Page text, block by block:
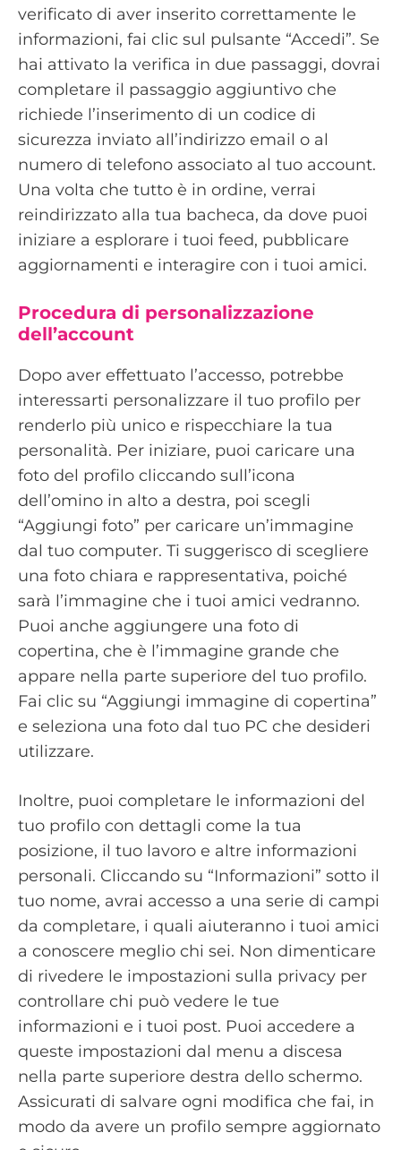
verificato di aver inserito correttamente le
informazioni, fai clic sul pulsante “Accedi”. Se
hai attivato la verifica in due passaggi, dovrai
completare il passaggio aggiuntivo che
richiede l’inserimento di un codice di
sicurezza inviato all’indirizzo email o al
numero di telefono associato al tuo account.
Una volta che tutto è in ordine, verrai
reindirizzato alla tua bacheca, da dove puoi
iniziare a esplorare i tuoi feed, pubblicare
aggiornamenti e interagire con i tuoi amici.
Procedura di personalizzazione
dell’account
Dopo aver effettuato l’accesso, potrebbe
interessarti personalizzare il tuo profilo per
renderlo più unico e rispecchiare la tua
personalità. Per iniziare, puoi caricare una
foto del profilo cliccando sull’icona
dell’omino in alto a destra, poi scegli
“Aggiungi foto” per caricare un’immagine
dal tuo computer. Ti suggerisco di scegliere
una foto chiara e rappresentativa, poiché
sarà l’immagine che i tuoi amici vedranno.
Puoi anche aggiungere una foto di
copertina, che è l’immagine grande che
appare nella parte superiore del tuo profilo.
Fai clic su “Aggiungi immagine di copertina”
e seleziona una foto dal tuo PC che desideri
utilizzare.
Inoltre, puoi completare le informazioni del
tuo profilo con dettagli come la tua
posizione, il tuo lavoro e altre informazioni
personali. Cliccando su “Informazioni” sotto il
tuo nome, avrai accesso a una serie di campi
da completare, i quali aiuteranno i tuoi amici
a conoscere meglio chi sei. Non dimenticare
di rivedere le impostazioni sulla privacy per
controllare chi può vedere le tue
informazioni e i tuoi post. Puoi accedere a
queste impostazioni dal menu a discesa
nella parte superiore destra dello schermo.
Assicurati di salvare ogni modifica che fai, in
modo da avere un profilo sempre aggiornato